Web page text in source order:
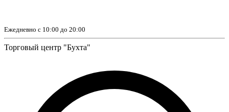
Ежедневно с 10:00 до 20:00
Торговый центр "Бухта"